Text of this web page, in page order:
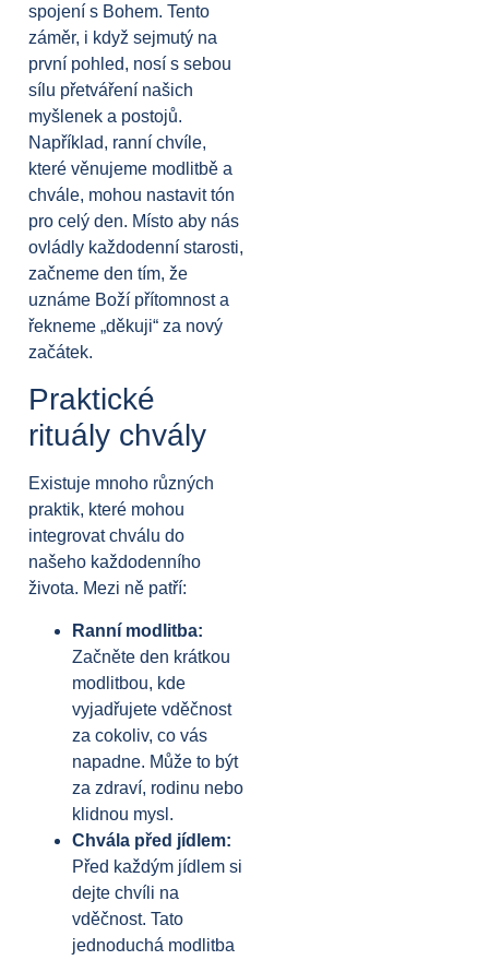
spojení s Bohem. Tento
záměr, i když sejmutý na
první pohled, nosí s sebou
sílu přetváření našich
myšlenek a postojů.
Například, ranní chvíle,
které věnujeme modlitbě a
chvále, mohou nastavit tón
pro celý den. Místo aby nás
ovládly každodenní starosti,
začneme den tím, že
uznáme Boží přítomnost a
řekneme „děkuji“ za nový
začátek.
Praktické
rituály chvály
Existuje mnoho různých
praktik, které mohou
integrovat chválu do
našeho každodenního
života. Mezi ně patří:
Ranní modlitba:
Začněte den krátkou
modlitbou, kde
vyjadřujete vděčnost
za cokoliv, co vás
napadne. Může to být
za zdraví, rodinu nebo
klidnou mysl.
Chvála před jídlem:
Před každým jídlem si
dejte chvíli na
vděčnost. Tato
jednoduchá modlitba